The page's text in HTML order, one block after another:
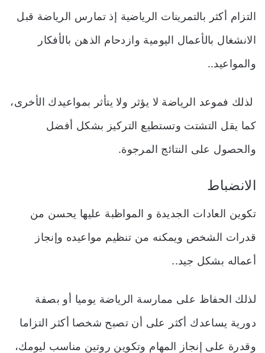
التزام أكثر بالتمرينات الرياضية إذ تمارس الرياضة قبل
الانشغال بالأعمال اليومية وازدحام الذهن بالأفكار
والمواعيد..
لذلك فموعد الرياضة لا يؤثر ولا يتأثر بمواعيدك الأخرى،
كما يقل التشتت وتستطيع التركيز بشكل أفضل
والحصول على النتائج المرجوة.
الانضباط
تكوين العادات الجديدة و المواظبة عليها يحسن من
قدرات الشخص ويمكنه من تنظيم مواعيده وإنجاز
أعماله بشكل جيد..
لذلك الحفاظ على ممارسة الرياضة يوميا أو بصفة
دورية يساعدك أكثر على أن تصبح شخصا أكثر التزاما
وقدرة على إنجاز المهام وتكوين روتين مناسب ليومك،